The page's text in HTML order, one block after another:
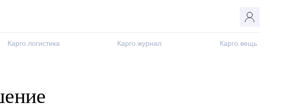
Карго.логистика Карго.журнал Карго.вещь